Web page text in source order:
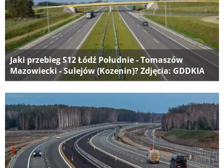
Jaki przebieg S12 Łódź Południe - Tomaszów
Mazowiecki - Sulejów (Kozenin)? Zdjęcia: GDDKIA